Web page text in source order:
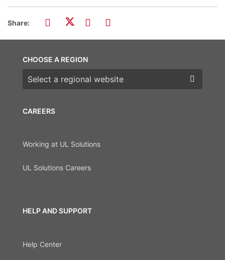
Share:
CAREERS
Working at UL Solutions
UL Solutions Careers
HELP AND SUPPORT
Help Center
CHOOSE A REGION
Choose a region